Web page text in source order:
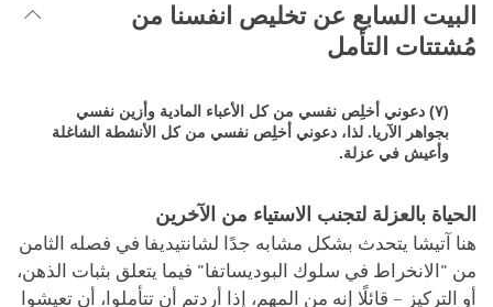
البيت السابع عن تخليص انفسنا من
مُشتتات التأمل
(٧) دعوني أخلِص نفسي من كل الأعباء المادية وأزين نفسي
بجواهر الآريا. لذا، دعوني أخلِص نفسي من كل الأنشطة الشاغلة
وأعيش في عزلة.
الحياة بالعزلة لتجنب الاستياء من الآخرين
هنا آتيشا يتحدث بشكل مشابه جدًا لشانتيديفا في فصله الثامن
من "الانخراط في سلوك البوديساتفا" فيما يتعلق بثبات الذهن،
أو التركيز – قائلًا إنه من المهم، إذا أردتم أن تتأملوا، أن تعيشوا